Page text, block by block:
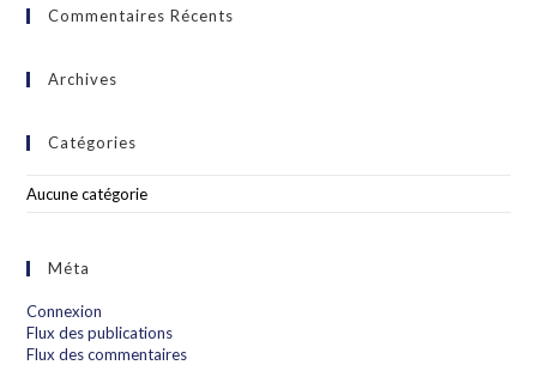
Commentaires Récents
Archives
Catégories
Aucune catégorie
Méta
Connexion
Flux des publications
Flux des commentaires